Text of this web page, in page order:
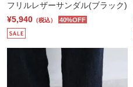
フリルレザーサンダル(ブラック)
¥5,940 （税込） 40%OFF